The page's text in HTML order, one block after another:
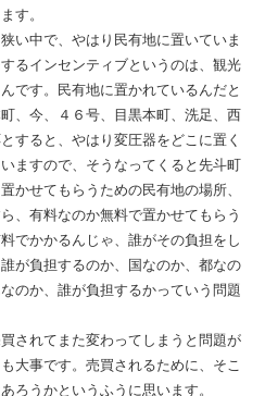
す。
い中で、やはり民有地に置いていま
るインセンティブというのは、観光
です。民有地に置かれているんだと
、今、４６号、目黒本町、洗足、西
すると、やはり変圧器をどこに置く
ますので、そうなってくると先斗町
かせてもらうための民有地の場所、
、有料なのか無料で置かせてもらう
でかかるんじゃ、誰がその負担をし
が負担するのか、国なのか、都なの
のか、誰が負担するかっていう問題
されてまた変わってしまうと問題が
大事です。売買されるために、そこ
ろうかというふうに思います。